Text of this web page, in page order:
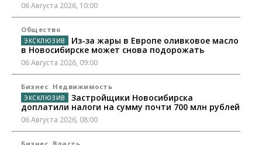
06 Августа 2026, 10:00
Общество
Из-за жары в Европе оливковое масло
в Новосибирске может снова подорожать
06 Августа 2026, 09:00
Бизнес Недвижимость
Застройщики Новосибирска
доплатили налоги на сумму почти 700 млн рублей
06 Августа 2026, 08:00